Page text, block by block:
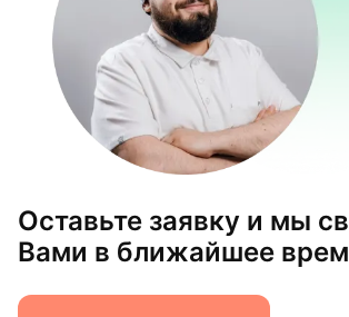
Оставьте заявку и мы
Вами в ближайшее